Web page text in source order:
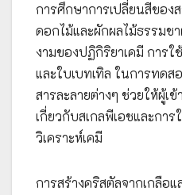
การศึกษาการเปลี่ยนสีของ
ดอกไม้และผักผลไม้ธรรมช
งามของปฏิกิริยาเคมี การ
และใบเบทเทิล ในการทดส
สารละลายต่างๆ ช่วยให้ผู้เ
เกี่ยวกับสเกลพีเอชและกา
วิเคราะห์เคมี
การสร้างคริสตัลจากเกลือ